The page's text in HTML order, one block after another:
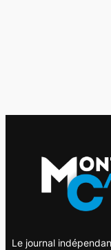
Le journal